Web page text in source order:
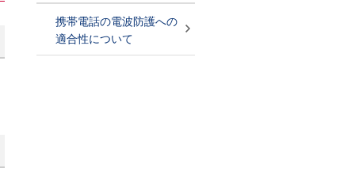
携帯電話の電波防護への
適合性について